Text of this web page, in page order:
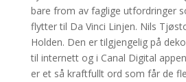
bare from av faglige utfordringer
flytter til Da Vinci Linjen. Nils
Holden. Den er tilgjengelig på
til internett og i Canal Digital
er et så kraftfullt ord som får de